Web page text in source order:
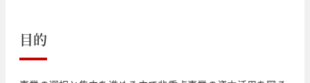
目的